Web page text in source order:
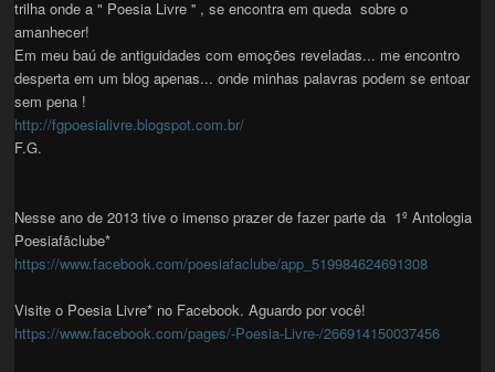
trilha onde a " Poesia Livre '' , se encontra em queda sobre o
amanhecer!
Em meu baú de antiguidades com emoções reveladas... me encontro
desperta em um blog apenas... onde minhas palavras podem se entoar
sem pena !
http://fgpoesialivre.blogspot.com.br/
F.G.
Nesse ano de 2013 tive o imenso prazer de fazer parte da 1º Antologia
Poesiafãclube*
https://www.facebook.com/poesiafaclube/app_519984624691308
Visite o Poesia Livre* no Facebook. Aguardo por você!
https://www.facebook.com/pages/-Poesia-Livre-/266914150037456